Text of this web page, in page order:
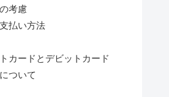
考慮
払い方法
カードとデビットカード
ついて